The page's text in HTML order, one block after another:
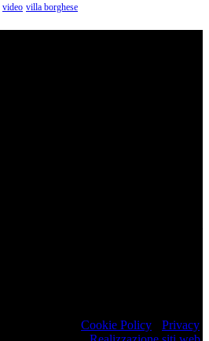
video villa borghese
Cookie Policy
Privacy